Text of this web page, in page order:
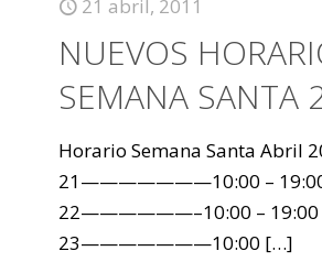
21 abril, 2011
NUEVOS
SEMANA SANTA
Horario Semana Santa Abril
21———————10:00 – 19:00
22——————–10:00 – 19:00
23———————10:00 […]